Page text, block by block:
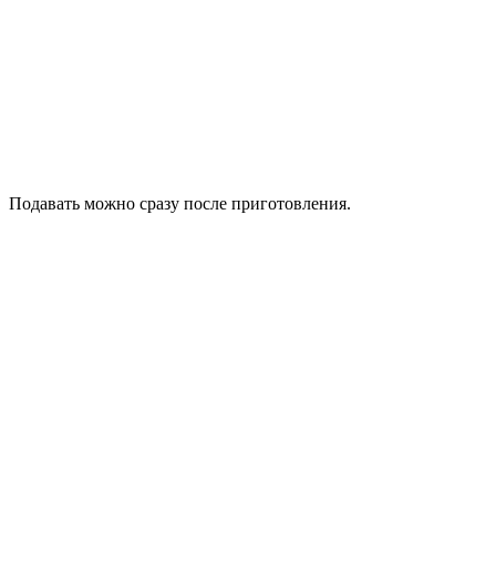
Подавать можно сразу после приготовления.